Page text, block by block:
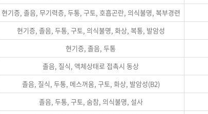
현기증, 졸음, 무기력증, 두통, 구토, 호흡곤란, 의식불명, 복부경련
현기증, 졸음, 두통, 구토, 의식불명, 화상, 복통, 발암성
현기증, 졸음, 두통
졸음, 질식, 액체상태로 접촉시 동상
졸음, 질식, 두통, 메스꺼움, 구토, 화상, 발암성(B2)
졸음, 두통, 구토, 숨참, 의식불명, 설사